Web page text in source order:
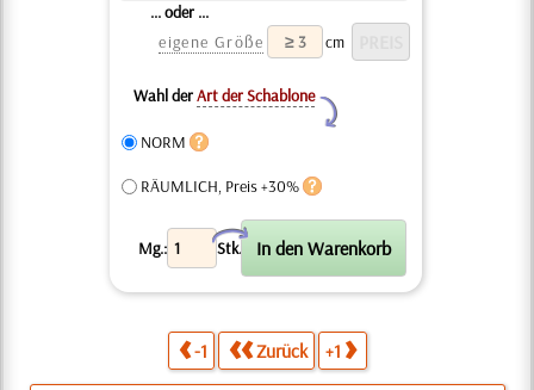
... oder ...
eigene Größe
cm
Wahl derArt der Schablone
Y
NORM
RÄUMLICH, Preis +30%
Mg.: Stk.
X
-1 Zurück +1